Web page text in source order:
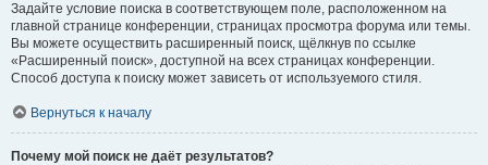
Задайте условие поиска в соответствующем поле, расположенном на
главной странице конференции, страницах просмотра форума или темы.
Вы можете осуществить расширенный поиск, щёлкнув по ссылке
«Расширенный поиск», доступной на всех страницах конференции.
Способ доступа к поиску может зависеть от используемого стиля.
Вернуться к началу
Почему мой поиск не даёт результатов?